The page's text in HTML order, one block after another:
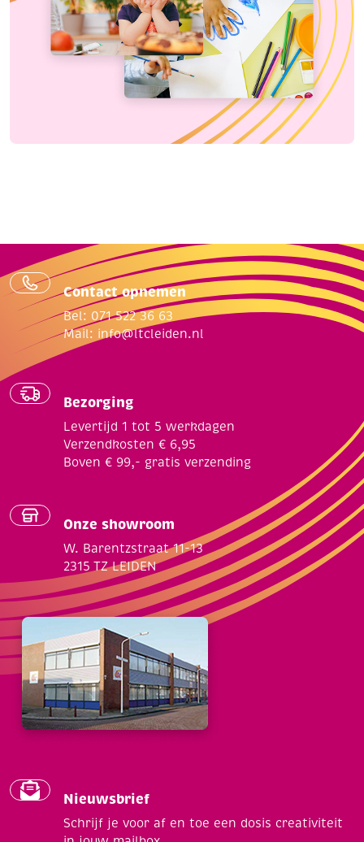
Contact opnemen
Bel: 071 522 36 63
Mail: info@ltcleiden.nl
Bezorging
Levertijd 1 tot 5 werkdagen
Verzendkosten € 6,95
Boven € 99,- gratis verzending
Onze showroom
W. Barentzstraat 11-13
2315 TZ LEIDEN
Nieuwsbrief
Schrijf je voor af en toe een dosis creativiteit